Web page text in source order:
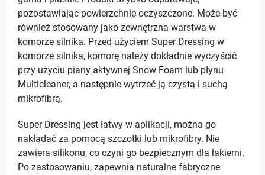
pozostawiając powierzchnie oczyszczone. Może być
również stosowany jako zewnętrzna warstwa w
komorze silnika. Przed użyciem Super Dressing w
komorze silnika, komorę należy dokładnie wyczyścić
przy użyciu piany aktywnej Snow Foam lub płynu
Multicleaner, a następnie wytrzeć ją czystą i suchą
mikrofibrą.
Super Dressing jest łatwy w aplikacji, można go
nakładać za pomocą szczotki lub mikrofibry. Nie
zawiera silikonu, co czyni go bezpiecznym dla lakierni.
Po zastosowaniu, zapewnia naturalne fabryczne